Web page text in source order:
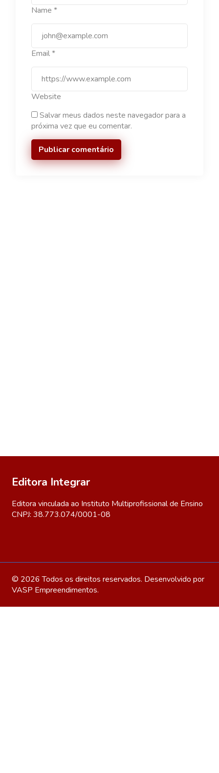
Name *
Email*
Website
Salvar meus dados neste navegador para a
próxima vez que eu comentar.
Editora Integrar
Editora vinculada ao Instituto Multiprofissional de Ensino
CNPJ: 38.773.074/0001-08
© 2026 Todos os direitos reservados. Desenvolvido por
VASP Empreendimentos.